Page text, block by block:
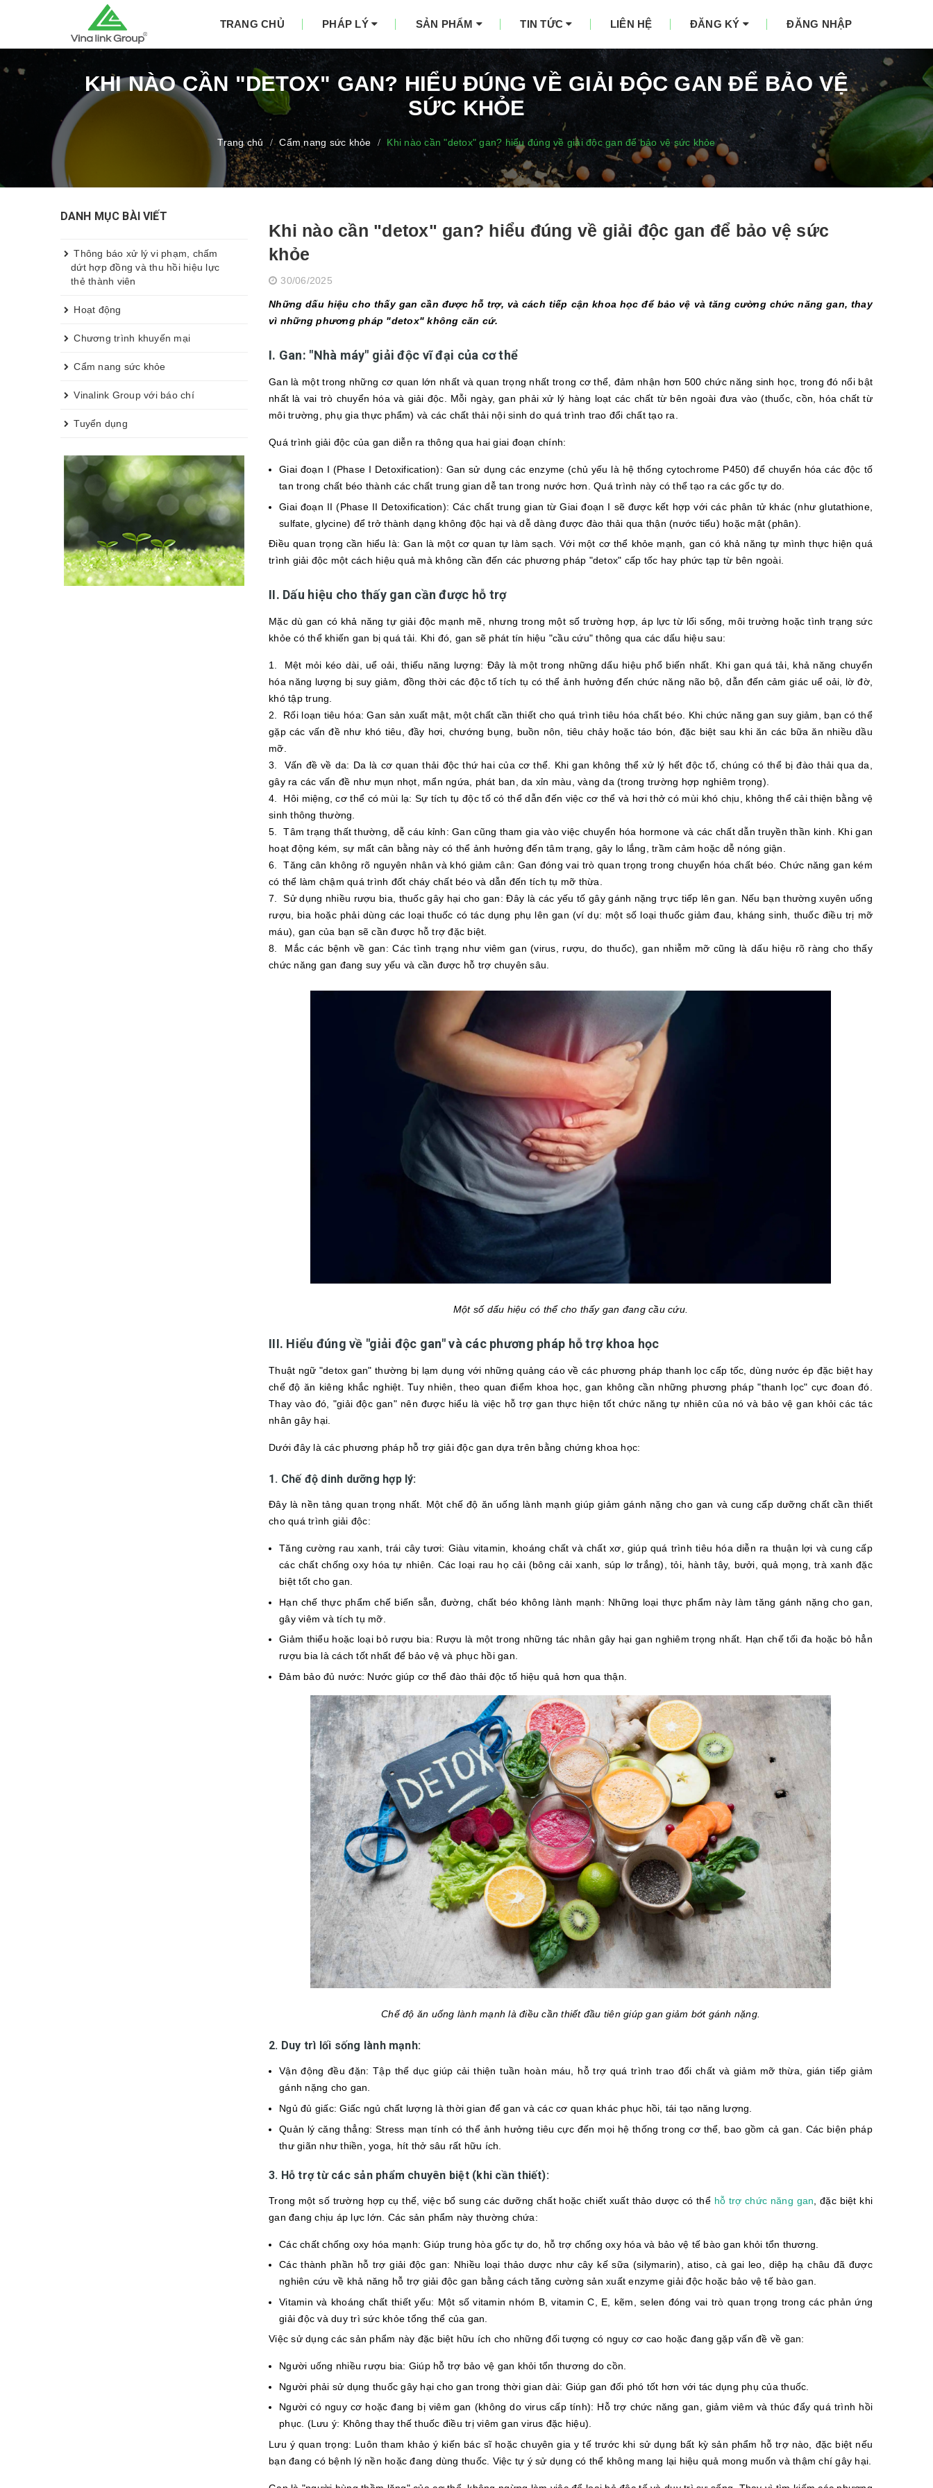
TRANG CHỦ PHÁP LÝ SẢN PHẨM TIN TỨC LIÊN HỆ ĐĂNG KÝ ĐĂNG NHẬP
KHI NÀO CẦN "DETOX" GAN? HIỂU ĐÚNG VỀ GIẢI ĐỘC GAN ĐỂ BẢO VỆ
SỨC KHỎE
Trang chủ / Cẩm nang sức khỏe / Khi nào cần "detox" gan? hiểu đúng về giải độc gan để bảo vệ sức khỏe
Khi nào cần "detox" gan? hiểu đúng về giải độc gan để bảo vệ sức
khỏe
30/06/2025
Những dấu hiệu cho thấy gan cần được hỗ trợ, và cách tiếp cận khoa học để bảo vệ và tăng cường chức năng gan, thay
vì những phương pháp "detox" không căn cứ.
I. Gan: "Nhà máy" giải độc vĩ đại của cơ thể
Gan là một trong những cơ quan lớn nhất và quan trọng nhất trong cơ thể, đảm nhận hơn 500 chức năng sinh học, trong đó nổi bật
nhất là vai trò chuyển hóa và giải độc. Mỗi ngày, gan phải xử lý hàng loạt các chất từ bên ngoài đưa vào (thuốc, cồn, hóa chất từ
môi trường, phụ gia thực phẩm) và các chất thải nội sinh do quá trình trao đổi chất tạo ra.
Quá trình giải độc của gan diễn ra thông qua hai giai đoạn chính:
Giai đoạn I (Phase I Detoxification): Gan sử dụng các enzyme (chủ yếu là hệ thống cytochrome P450) để chuyển hóa các độc tố
tan trong chất béo thành các chất trung gian dễ tan trong nước hơn. Quá trình này có thể tạo ra các gốc tự do.
Giai đoạn II (Phase II Detoxification): Các chất trung gian từ Giai đoạn I sẽ được kết hợp với các phân tử khác (như glutathione,
sulfate, glycine) để trở thành dạng không độc hại và dễ dàng được đào thải qua thận (nước tiểu) hoặc mật (phân).
Điều quan trọng cần hiểu là: Gan là một cơ quan tự làm sạch. Với một cơ thể khỏe mạnh, gan có khả năng tự mình thực hiện quá
trình giải độc một cách hiệu quả mà không cần đến các phương pháp "detox" cấp tốc hay phức tạp từ bên ngoài.
II. Dấu hiệu cho thấy gan cần được hỗ trợ
Mặc dù gan có khả năng tự giải độc mạnh mẽ, nhưng trong một số trường hợp, áp lực từ lối sống, môi trường hoặc tình trạng sức
khỏe có thể khiến gan bị quá tải. Khi đó, gan sẽ phát tín hiệu "cầu cứu" thông qua các dấu hiệu sau:
1. Mệt mỏi kéo dài, uể oải, thiếu năng lượng: Đây là một trong những dấu hiệu phổ biến nhất. Khi gan quá tải, khả năng chuyển
hóa năng lượng bị suy giảm, đồng thời các độc tố tích tụ có thể ảnh hưởng đến chức năng não bộ, dẫn đến cảm giác uể oải, lờ đờ,
khó tập trung.
2. Rối loạn tiêu hóa: Gan sản xuất mật, một chất cần thiết cho quá trình tiêu hóa chất béo. Khi chức năng gan suy giảm, bạn có thể
gặp các vấn đề như khó tiêu, đầy hơi, chướng bụng, buồn nôn, tiêu chảy hoặc táo bón, đặc biệt sau khi ăn các bữa ăn nhiều dầu
mỡ.
3. Vấn đề về da: Da là cơ quan thải độc thứ hai của cơ thể. Khi gan không thể xử lý hết độc tố, chúng có thể bị đào thải qua da,
gây ra các vấn đề như mụn nhọt, mẩn ngứa, phát ban, da xỉn màu, vàng da (trong trường hợp nghiêm trọng).
4. Hôi miệng, cơ thể có mùi lạ: Sự tích tụ độc tố có thể dẫn đến việc cơ thể và hơi thở có mùi khó chịu, không thể cải thiện bằng vệ
sinh thông thường.
5. Tâm trạng thất thường, dễ cáu kỉnh: Gan cũng tham gia vào việc chuyển hóa hormone và các chất dẫn truyền thần kinh. Khi gan
hoạt động kém, sự mất cân bằng này có thể ảnh hưởng đến tâm trạng, gây lo lắng, trầm cảm hoặc dễ nóng giận.
6. Tăng cân không rõ nguyên nhân và khó giảm cân: Gan đóng vai trò quan trọng trong chuyển hóa chất béo. Chức năng gan kém
có thể làm chậm quá trình đốt cháy chất béo và dẫn đến tích tụ mỡ thừa.
7. Sử dụng nhiều rượu bia, thuốc gây hại cho gan: Đây là các yếu tố gây gánh nặng trực tiếp lên gan. Nếu bạn thường xuyên uống
rượu, bia hoặc phải dùng các loại thuốc có tác dụng phụ lên gan (ví dụ: một số loại thuốc giảm đau, kháng sinh, thuốc điều trị mỡ
máu), gan của bạn sẽ cần được hỗ trợ đặc biệt.
8. Mắc các bệnh về gan: Các tình trạng như viêm gan (virus, rượu, do thuốc), gan nhiễm mỡ cũng là dấu hiệu rõ ràng cho thấy
chức năng gan đang suy yếu và cần được hỗ trợ chuyên sâu.
Một số dấu hiệu có thể cho thấy gan đang cầu cứu.
III. Hiểu đúng về "giải độc gan" và các phương pháp hỗ trợ khoa học
Thuật ngữ "detox gan" thường bị lạm dụng với những quảng cáo về các phương pháp thanh lọc cấp tốc, dùng nước ép đặc biệt hay
chế độ ăn kiêng khắc nghiệt. Tuy nhiên, theo quan điểm khoa học, gan không cần những phương pháp "thanh lọc" cực đoan đó.
Thay vào đó, "giải độc gan" nên được hiểu là việc hỗ trợ gan thực hiện tốt chức năng tự nhiên của nó và bảo vệ gan khỏi các tác
nhân gây hại.
Dưới đây là các phương pháp hỗ trợ giải độc gan dựa trên bằng chứng khoa học:
1. Chế độ dinh dưỡng hợp lý:
Đây là nền tảng quan trọng nhất. Một chế độ ăn uống lành mạnh giúp giảm gánh nặng cho gan và cung cấp dưỡng chất cần thiết
cho quá trình giải độc:
Tăng cường rau xanh, trái cây tươi: Giàu vitamin, khoáng chất và chất xơ, giúp quá trình tiêu hóa diễn ra thuận lợi và cung cấp
các chất chống oxy hóa tự nhiên. Các loại rau họ cải (bông cải xanh, súp lơ trắng), tỏi, hành tây, bưởi, quả mọng, trà xanh đặc
biệt tốt cho gan.
Hạn chế thực phẩm chế biến sẵn, đường, chất béo không lành mạnh: Những loại thực phẩm này làm tăng gánh nặng cho gan,
gây viêm và tích tụ mỡ.
Giảm thiểu hoặc loại bỏ rượu bia: Rượu là một trong những tác nhân gây hại gan nghiêm trọng nhất. Hạn chế tối đa hoặc bỏ hẳn
rượu bia là cách tốt nhất để bảo vệ và phục hồi gan.
Đảm bảo đủ nước: Nước giúp cơ thể đào thải độc tố hiệu quả hơn qua thận.
Chế độ ăn uống lành mạnh là điều cần thiết đầu tiên giúp gan giảm bớt gánh nặng.
2. Duy trì lối sống lành mạnh:
Vận động đều đặn: Tập thể dục giúp cải thiện tuần hoàn máu, hỗ trợ quá trình trao đổi chất và giảm mỡ thừa, gián tiếp giảm
gánh nặng cho gan.
Ngủ đủ giấc: Giấc ngủ chất lượng là thời gian để gan và các cơ quan khác phục hồi, tái tạo năng lượng.
Quản lý căng thẳng: Stress mạn tính có thể ảnh hưởng tiêu cực đến mọi hệ thống trong cơ thể, bao gồm cả gan. Các biện pháp
thư giãn như thiền, yoga, hít thở sâu rất hữu ích.
3. Hỗ trợ từ các sản phẩm chuyên biệt (khi cần thiết):
Trong một số trường hợp cụ thể, việc bổ sung các dưỡng chất hoặc chiết xuất thảo dược có thể hỗ trợ chức năng gan , đặc biệt khi
gan đang chịu áp lực lớn. Các sản phẩm này thường chứa:
Các chất chống oxy hóa mạnh: Giúp trung hòa gốc tự do, hỗ trợ chống oxy hóa và bảo vệ tế bào gan khỏi tổn thương.
Các thành phần hỗ trợ giải độc gan: Nhiều loại thảo dược như cây kế sữa (silymarin), atiso, cà gai leo, diệp hạ châu đã được
nghiên cứu về khả năng hỗ trợ giải độc gan bằng cách tăng cường sản xuất enzyme giải độc hoặc bảo vệ tế bào gan.
Vitamin và khoáng chất thiết yếu: Một số vitamin nhóm B, vitamin C, E, kẽm, selen đóng vai trò quan trọng trong các phản ứng
giải độc và duy trì sức khỏe tổng thể của gan.
Việc sử dụng các sản phẩm này đặc biệt hữu ích cho những đối tượng có nguy cơ cao hoặc đang gặp vấn đề về gan:
Người uống nhiều rượu bia: Giúp hỗ trợ bảo vệ gan khỏi tổn thương do cồn.
Người phải sử dụng thuốc gây hại cho gan trong thời gian dài: Giúp gan đối phó tốt hơn với tác dụng phụ của thuốc.
Người có nguy cơ hoặc đang bị viêm gan (không do virus cấp tính): Hỗ trợ chức năng gan, giảm viêm và thúc đẩy quá trình hồi
phục. (Lưu ý: Không thay thế thuốc điều trị viêm gan virus đặc hiệu).
Lưu ý quan trọng: Luôn tham khảo ý kiến bác sĩ hoặc chuyên gia y tế trước khi sử dụng bất kỳ sản phẩm hỗ trợ nào, đặc biệt nếu
bạn đang có bệnh lý nền hoặc đang dùng thuốc. Việc tự ý sử dụng có thể không mang lại hiệu quả mong muốn và thậm chí gây hại.
DANH MỤC BÀI VIẾT
Thông báo xử lý vi phạm, chấm
dứt hợp đồng và thu hồi hiệu lực
thẻ thành viên
Hoạt động
Chương trình khuyến mại
Cẩm nang sức khỏe
Vinalink Group với báo chí
Tuyển dụng